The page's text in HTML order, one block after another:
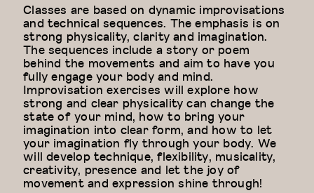
Classes are based on dynamic improvisations
and technical sequences. The emphasis is on
strong physicality, clarity and imagination.
The sequences include a story or poem
behind the movements and aim to have you
fully engage your body and mind.
Improvisation exercises will explore how
strong and clear physicality can change the
state of your mind, how to bring your
imagination into clear form, and how to let
your imagination fly through your body. We
will develop technique, flexibility, musicality,
creativity, presence and let the joy of
movement and expression shine through!